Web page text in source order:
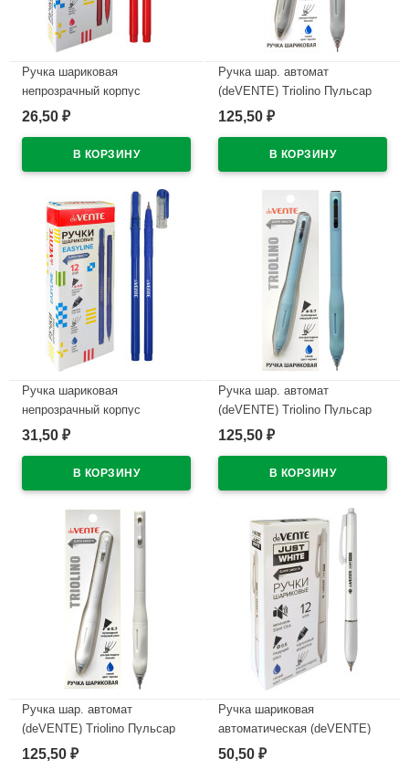
Ручка шариковая
непрозрачный корпус
(deVENTE) Простые линии
игла красный корпус
арт.5073628
В наличии
26,50 ₽
Ручка шар. автомат
(deVENTE) Triolino Пульсар
(Pulsar) н/
арт.5070611 (Ст12)
125,50 ₽
Ручка шариковая
непрозрачный корпус
(deVENTE) Простые линии
синий корпус арт.5073626
31,50 ₽
Ручка шар. автомат
(deVENTE) Triolino Пульсар
(Pulsar) н/
арт.5070610 (Ст12)
125,50 ₽
Ручка шар. автомат
(deVENTE) Triolino Пульсар
(Pulsar) н/
125,50 ₽
Ручка шариковая
автоматическая (deVENTE)
ПРОСТО БЕЛЫЙ (JUST
50,50 ₽